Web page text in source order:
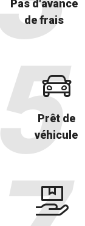
Pas d'avance
de frais
Prêt de
véhicule